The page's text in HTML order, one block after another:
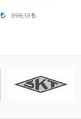
398,13